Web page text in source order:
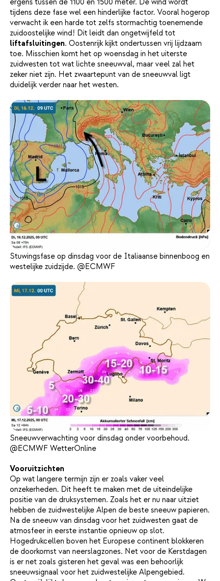
tijdens deze fase wel een hinderlijke factor. Vooral hogerop
verwacht ik een harde tot zelfs stormachtig toenemende
zuidoostelijke wind! Dit leidt dan ongetwijfeld tot
liftafsluitingen. Oostenrijk kijkt ondertussen vrij lijdzaam
toe. Misschien komt het op woensdag in het uiterste
zuidwesten tot wat lichte sneeuwval, maar veel zal het
zeker niet zijn. Het zwaartepunt van de sneeuwval ligt
duidelijk verder naar het westen.
Stuwingsfase op dinsdag voor de Italiaanse binnenboog en
westelijke zuidzijde. @ECMWF
Sneeuwverwachting voor dinsdag onder voorbehoud.
@ECMWF WetterOnline
Vooruitzichten
Op wat langere termijn zijn er zoals vaker veel
onzekerheden. Dit heeft te maken met de uiteindelijke
positie van de druksystemen. Zoals het er nu naar uitziet
hebben de zuidwestelijke Alpen de beste sneeuw papieren.
Na de sneeuw van dinsdag voor het zuidwesten gaat de
atmosfeer in eerste instantie opnieuw op slot.
Hogedrukcellen boven het Europese continent blokkeren
de doorkomst van neerslagzones. Net voor de Kerstdagen
is er net zoals gisteren het geval was een behoorlijk
sneeuwsignaal voor het zuidwestelijke Alpengebied.